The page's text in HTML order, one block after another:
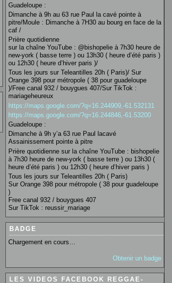
Guadeloupe :
Dimanche à 9h au 63 rue Paul la cavé pointe à
pitre/Moule : Dimanche à 7H30 au bourg en face de la
caf /
Prière quotidienne
sur la chaîne YouTube : @bishopelie à 7h30 heure de
new-york ( basse terre ) ou 13h30 ( heure d’été paris )
ou 12h30 ( heure d’hiver paris )/
Tous les jours sur Teleantilles 20h ( Paris)/ Sur
Orange 398 pour métropole ( 38 pour guadeloupe
)/Free canal 932 / bouygues 407/Sur TikTok :
mariageheureux
https://maps.google.com/?q=16.244909,-61.532131
https://maps.google.com/?q=16.244846,-61.53200
Guadeloupe :
Dimanche à 9h y’a 63 rue Paul lacavé
Assainissement pointe à pitre
Prière quotidienne sur la chaîne YouTube : bishopelie
à 7h30 heure de new-york ( basse terre ) ou 13h30 (
heure d’été paris ) ou 12h30 ( heure d’hiver paris )
Tous les jours sur Teleantilles 20h ( Paris)
Sur Orange 398 pour métropole ( 38 pour guadeloupe
)
Free canal 932 / bouygues 407
Sur TikTok : reussir_mariage
BADGE
Chargement en cours…
Obtenir un badge
LES VIDEOS FACEBOOK REGGAE-